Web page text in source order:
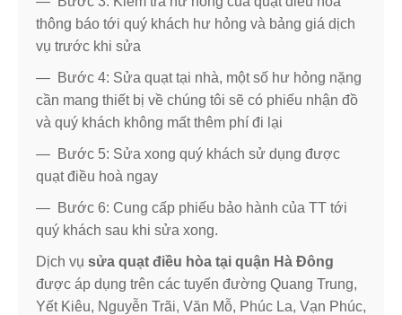
thông báo tới quý khách hư hỏng và bảng giá dịch
vụ trước khi sửa
— Bước 4: Sửa quạt tại nhà, một số hư hỏng nặng
cần mang thiết bị về chúng tôi sẽ có phiếu nhận đồ
và quý khách không mất thêm phí đi lại
— Bước 5: Sửa xong quý khách sử dụng được
quạt điều hoà ngay
— Bước 6: Cung cấp phiếu bảo hành của TT tới
quý khách sau khi sửa xong.
Dịch vụ sửa quạt điều hòa tại quận Hà Đông
được áp dụng trên các tuyến đường Quang Trung,
Yết Kiêu, Nguyễn Trãi, Văn Mỗ, Phúc La, Vạn Phúc,